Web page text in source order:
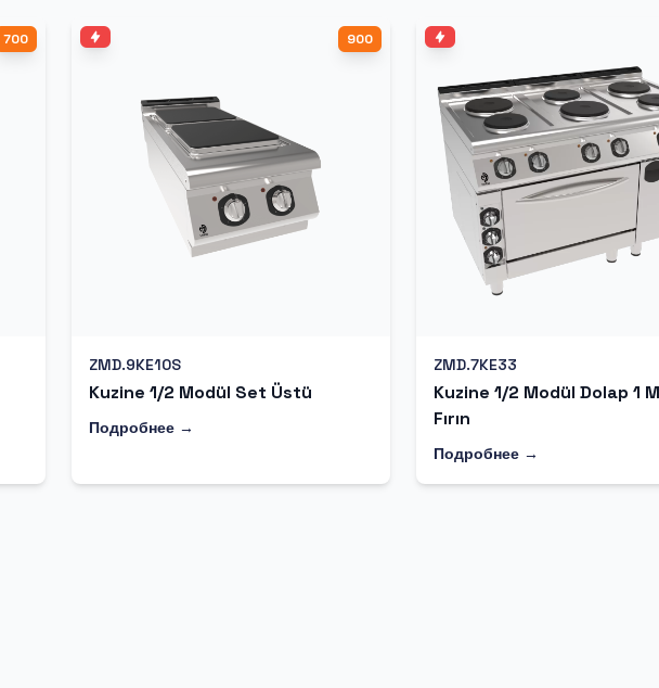
700 900
ZMD.9KE10S
Kuzine 1/2 Modül Set Üstü
Подробнее →
ZMD.7KE33
Kuzine 1/2 Modül Dolap 1
Fırın
Подробнее →